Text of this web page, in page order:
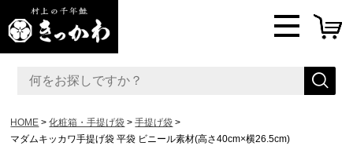
HOME 化粧箱・手提げ袋
手提げ袋
マダムキッカワ手提げ袋 平袋 ビニール素材(高さ40cm×横26.5cm)